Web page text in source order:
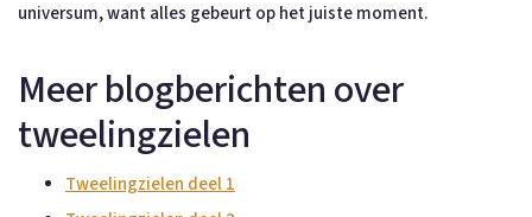
universum, want alles gebeurt op het juiste moment.
Meer blogberichten over
tweelingzielen
Tweelingzielen deel 1